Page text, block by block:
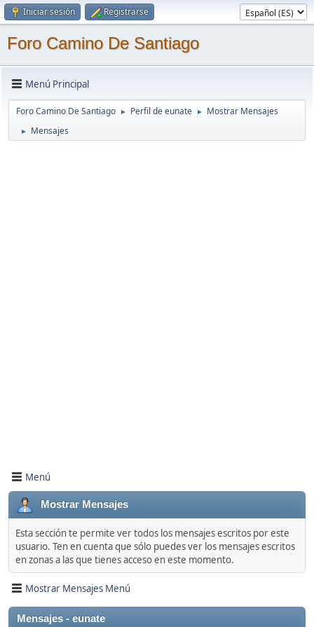
Iniciar sesión Registrarse
Foro Camino De Santiago
Menú Principal
Foro Camino De Santiago ► Perfil de eunate ► Mostrar Mensajes
► Mensajes
Menú
Mostrar Mensajes
Esta sección te permite ver todos los mensajes escritos por este
usuario. Ten en cuenta que sólo puedes ver los mensajes escritos
en zonas a las que tienes acceso en este momento.
Mostrar Mensajes Menú
Mensajes - eunate